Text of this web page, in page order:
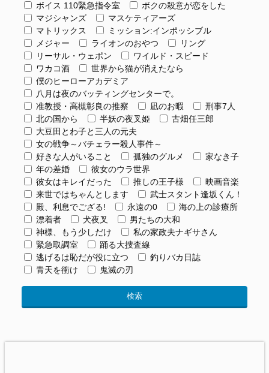
ボイス 110緊急指令室
ボクの殺意が恋をした
マジシャンズ
マスケティアーズ
マトリックス
ミッション:インポッシブル
メジャー
ライオンのおやつ
リング
リーサル・ウェポン
ワイルド・スピード
ワカコ酒
世界から猫が消えたなら
僕のヒーローアカデミア
八月は夜のバッティングセンターで。
准教授・高槻彰良の推察
凪のお暇
刑事7人
北の国から
半妖の夜叉姫
古畑任三郎
大豆田とわ子と三人の元夫
女の戦争～バチェラー殺人事件～
好きな人がいること
孤独のグルメ
家なき子
年の差婚
彼女のウラ世界
彼女はキレイだった
推しの王子様
映画音楽
来世ではちゃんとします
武士スタント逢坂くん！
殿、利息でござる!
永遠の0
海の上の診療所
漂着者
犬夜叉
男たちの大和
神様、もう少しだけ
私の家政夫ナギサさん
緊急取調室
踊る大捜査線
逃げるは恥だが役に立つ
釣りバカ日誌
青天を衝け
鬼滅の刃